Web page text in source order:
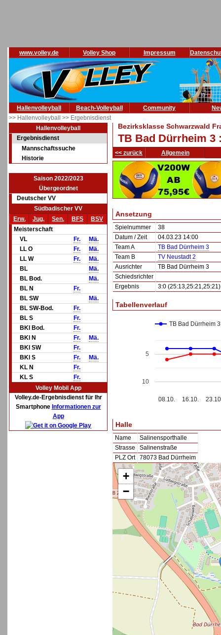
www.volley.de Volley Shop Impressum
Hallenvolleyball Beach-Volleyball Community
>> Hallenvolleyball >> Ergebnisdienst
Hallenvolleyball
Ergebnisdienst
Mannschaftssuche
Historie
Saison 2022/2023
Übergeordnet
Deutscher VV
Südbadischer VV
Erw.
Jug. Sen. BFS
BSV
Meisterschaft
VL
Fr.
Mä.
LL O
Fr.
Mä.
LL W
Fr.
Mä.
BL
Mä.
BL Bod.
Mä.
BL N
Fr.
BL SW
Mä.
BL SW-Bod.
Fr.
BL S
Fr.
BKl Bod.
Fr.
BKl N
Fr.
Mä.
BKl SW
Fr.
BKl S
Fr.
Mä.
KL N
Fr.
KL S
Fr.
Volley Mobil App
Volley.de-Ergebnisdienst für Ihr
Smartphone Informationen zur
App
Bezirksklasse Schwarzwald
TB Bad Dürrheim 3
<< zurück Allgemein
Ansetzung
Spielnummer
38
Datum / Zeit
04.03.23 14:00
Team A
TB Bad Dürrheim 3
Team B
TV Neustadt 2
Ausrichter
TB Bad Dürrheim 3
Schiedsrichter
Ergebnis
3:0 (25:13,25:21,25:21)
Tabellenverlauf
TB Bad Dürrheim 3
08.10. 16.10.
5
10
Halle
Name
Salinensporthalle
Strasse
Salinenstraße
PLZ Ort
78073 Bad Dürrheim
+
−